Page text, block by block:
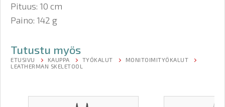
Pituus: 10 cm
Paino: 142 g
Tutustu myös
ETUSIVU KAUPPA TYÖKALUT
MONITOIMITYÖKALUT
LEATHERMAN SKELETOOL